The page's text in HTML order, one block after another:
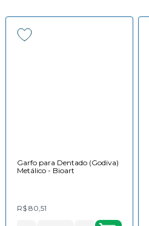
Garfo para Dentado (Godiva)
Metálico - Bioart
R$ 80,51